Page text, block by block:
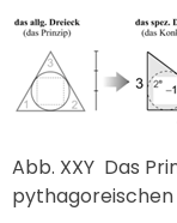
Abb. XXY Das